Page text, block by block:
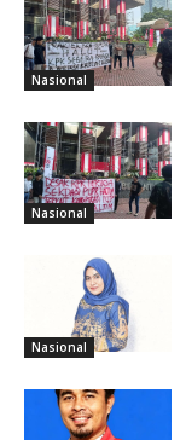
Nasional
Nasional
Nasional